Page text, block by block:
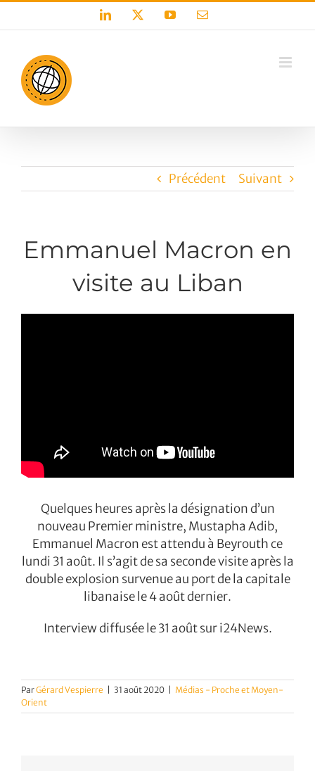
LinkedIn YouTubeEmail
Précédent Suivant
Emmanuel Macron en
visite au Liban
Quelques heures après la désignation d’un
nouveau Premier ministre, Mustapha Adib,
Emmanuel Macron est attendu à Beyrouth ce
lundi 31 août. Il s’agit de sa seconde visite après la
double explosion survenue au port de la capitale
libanaise le 4 août dernier.
Interview diffusée le 31 août sur i24News.
ParGérard Vespierre 31 août 2020
Médias - Proche et Moyen-
Orient